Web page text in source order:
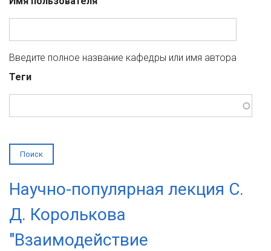
Введите полное название кафедры или имя автора
Теги
Научно-популярная лекция С.
Д. Королькова
"Взаимодействие